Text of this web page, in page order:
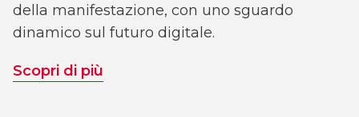
della manifestazione, con uno sguardo
dinamico sul futuro digitale.
Scopri di più